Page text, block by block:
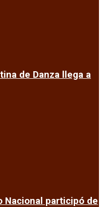
de Danza llega a
Nacional participó de